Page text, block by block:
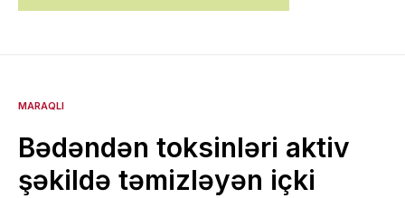
MARAQLI
Bədəndən toksinləri aktiv
şəkildə təmizləyən içki